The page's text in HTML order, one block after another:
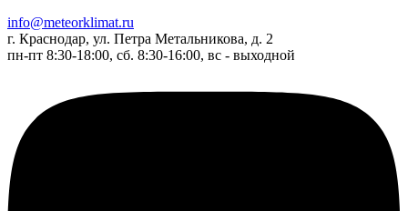
info@meteorklimat.ru
г. Краснодар, ул. Петра Метальникова, д. 2
пн-пт 8:30-18:00, сб. 8:30-16:00, вс - выходной